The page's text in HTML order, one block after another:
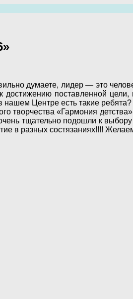
думаете, лидер — это
достижению поставленной
Центре есть такие
«Гармония
тщательно подошли к
в разных состязаниях!!!!